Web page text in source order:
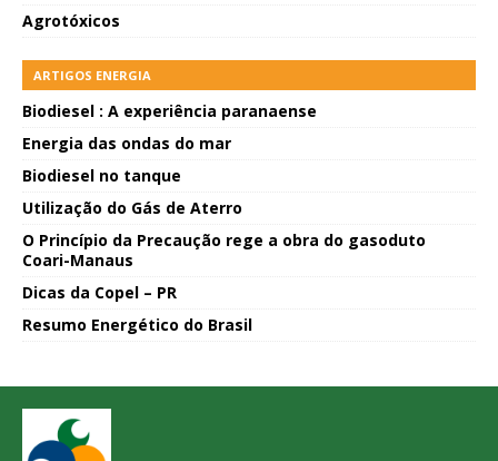
Agrotóxicos
ARTIGOS ENERGIA
Biodiesel : A experiência paranaense
Energia das ondas do mar
Biodiesel no tanque
Utilização do Gás de Aterro
O Princípio da Precaução rege a obra do gasoduto
Coari-Manaus
Dicas da Copel – PR
Resumo Energético do Brasil